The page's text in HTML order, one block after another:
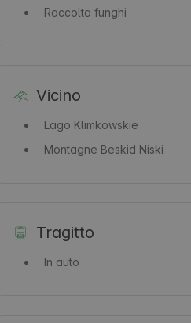
Raccolta funghi
Vicino
Lago Klimkowskie
Montagne Beskid Niski
Tragitto
In auto